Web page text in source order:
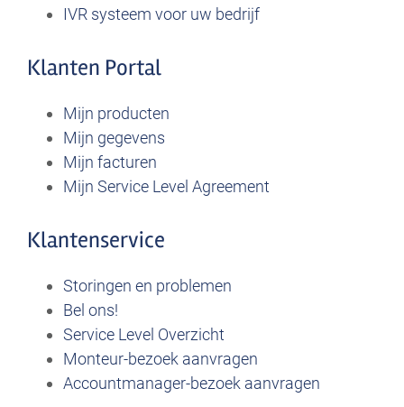
IVR systeem voor uw bedrijf
Klanten Portal
Mijn producten
Mijn gegevens
Mijn facturen
Mijn Service Level Agreement
Klantenservice
Storingen en problemen
Bel ons!
Service Level Overzicht
Monteur-bezoek aanvragen
Accountmanager-bezoek aanvragen